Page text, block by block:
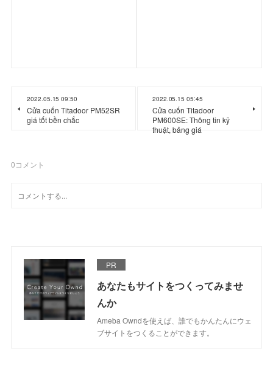
2022.05.15 09:50
Cửa cuốn Titadoor PM52SR
giá tốt bền chắc
2022.05.15 05:45
Cửa cuốn Titadoor
PM600SE: Thông tin kỹ
thuật, bảng giá
0コメント
PR
あなたもサイトをつくってみませ
んか
Ameba Owndを使えば、誰でもかんたんにウェ
ブサイトをつくることができます。